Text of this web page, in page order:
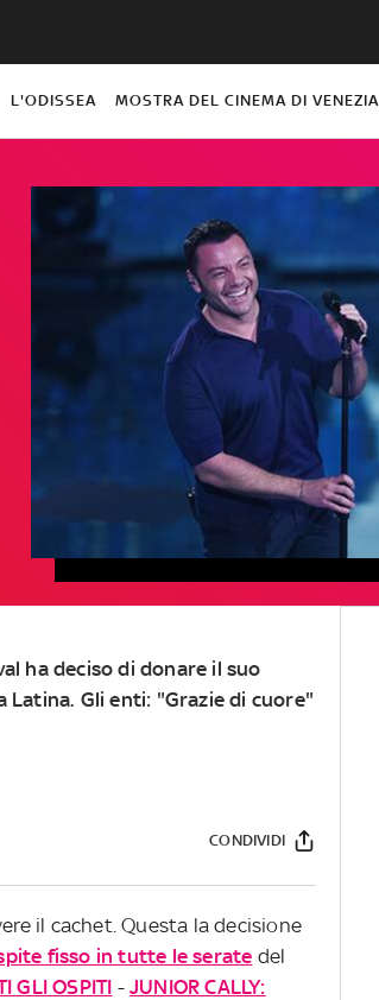
L'ODISSEA MOSTRA DEL CINEMA DI VENEZIA
ha deciso di donare il suo
Latina. Gli enti: "Grazie di cuore"
CONDIVIDI
il cachet. Questa la decisione
fisso in tutte le serate del
GLI OSPITI -JUNIOR CALLY: